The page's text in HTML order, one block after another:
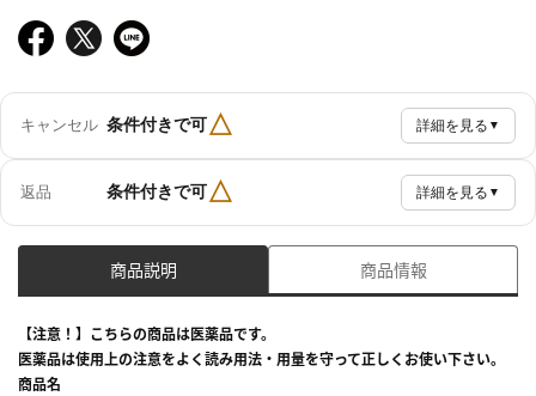
キャンセル 条件付きで可△ 詳細を見る ▼
返品 条件付きで可△ 詳細を見る ▼
商品説明 商品情報
【注意！】こちらの商品は医薬品です。
医薬品は使用上の注意をよく読み用法・用量を守って正しくお使い下さい。
商品名